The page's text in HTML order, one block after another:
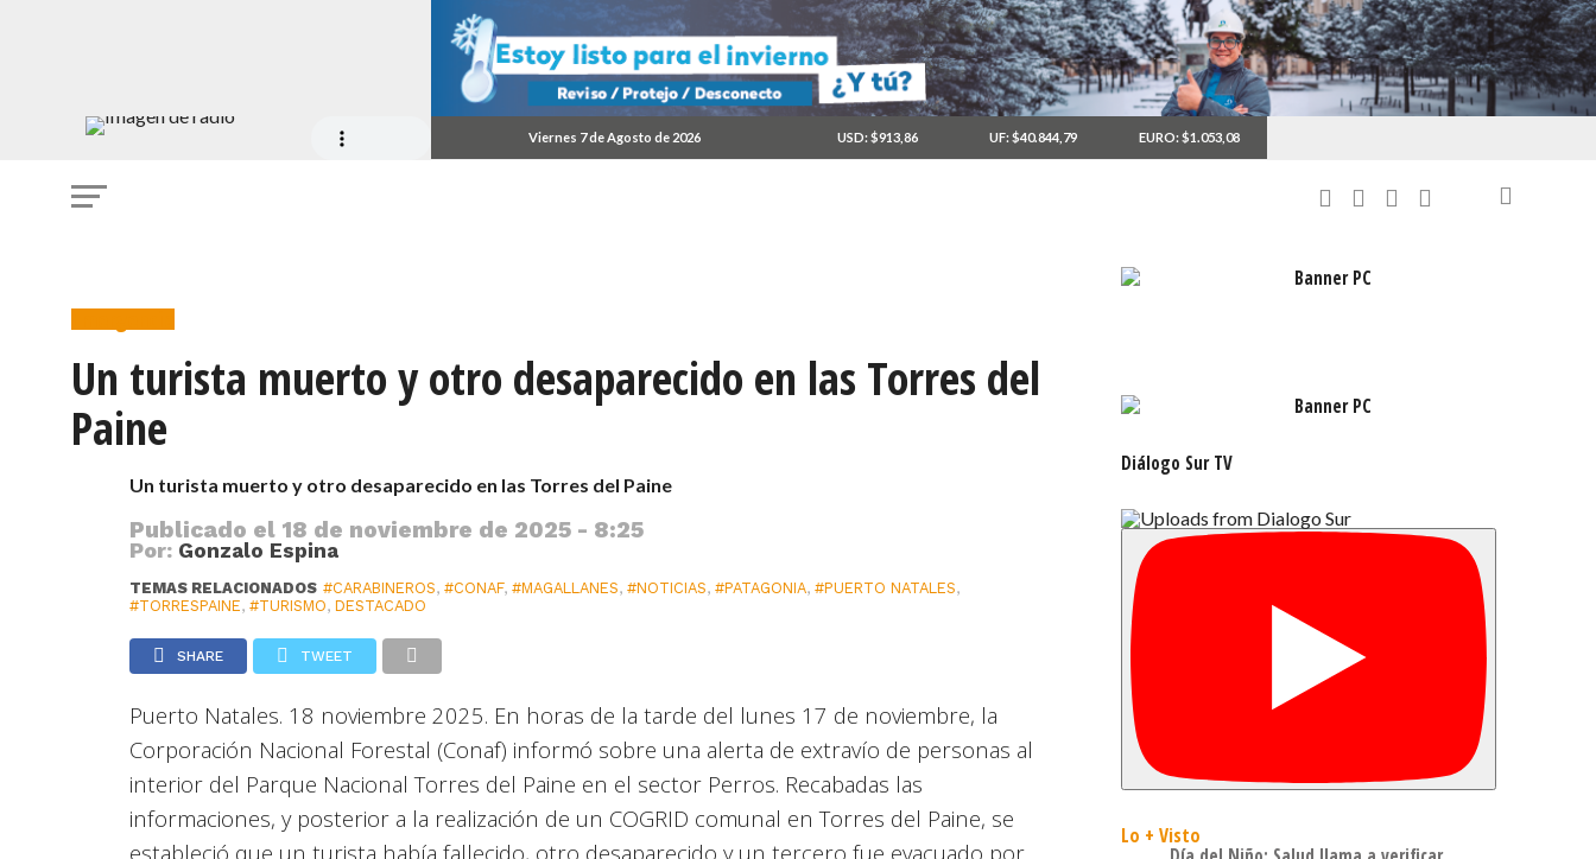
Viernes 7 de Agosto de 2026 USD: $913,86 UF: $40.844,79 EURO: $1.053,08
Emergencia
Un turista muerto y otro desaparecido en las Torres del
Paine
Un turista muerto y otro desaparecido en las Torres del Paine
Publicado el 18 de noviembre de 2025 - 8:25
Por: Gonzalo Espina
TEMAS RELACIONADOS #CARABINEROS,#CONAF,#MAGALLANES,#NOTICIAS,#PATAGONIA,#PUERTO NATALES,
#TORRESPAINE,#TURISMO,DESTACADO
SHARE TWEET
Puerto Natales. 18 noviembre 2025. En horas de la tarde del lunes 17 de noviembre, la
Corporación Nacional Forestal (Conaf) informó sobre una alerta de extravío de personas al
interior del Parque Nacional Torres del Paine en el sector Perros. Recabadas las
informaciones, y posterior a la realización de un COGRID comunal en Torres del Paine, se
estableció que un turista había fallecido, otro desaparecido y un tercero fue evacuado por
Diálogo Sur TV
Lo + Visto